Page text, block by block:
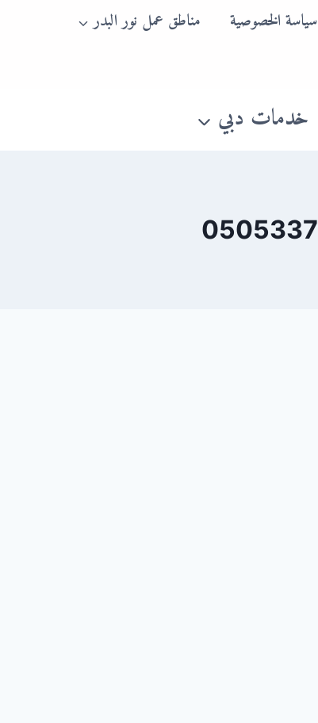
سياسة الخصوصية
مناطق عمل نور البدر
خدمات دبي